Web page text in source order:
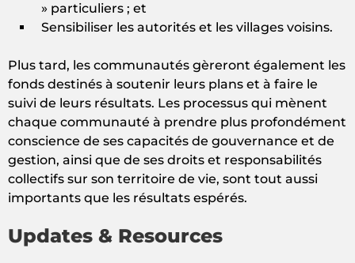
» particuliers ; et
Sensibiliser les autorités et les villages voisins.
Plus tard, les communautés gèreront également les
fonds destinés à soutenir leurs plans et à faire le
suivi de leurs résultats. Les processus qui mènent
chaque communauté à prendre plus profondément
conscience de ses capacités de gouvernance et de
gestion, ainsi que de ses droits et responsabilités
collectifs sur son territoire de vie, sont tout aussi
importants que les résultats espérés.
Updates & Resources